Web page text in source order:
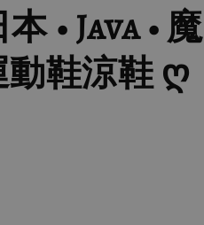
• Java • 魔
鞋涼鞋 ღ